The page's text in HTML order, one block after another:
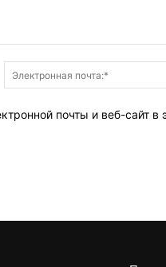
почты и веб-сайт